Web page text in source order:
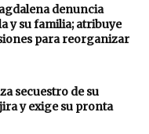
denuncia
y su familia; atribuye
para reorganizar
secuestro de su
y exige su pronta